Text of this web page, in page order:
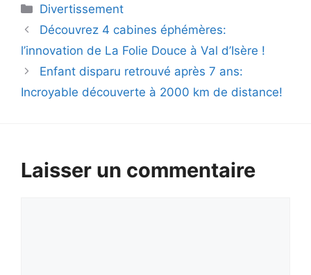
Catégories
Divertissement
Découvrez 4 cabines éphémères:
l’innovation de La Folie Douce à Val d’Isère !
Enfant disparu retrouvé après 7 ans:
Incroyable découverte à 2000 km de distance!
Laisser un commentaire